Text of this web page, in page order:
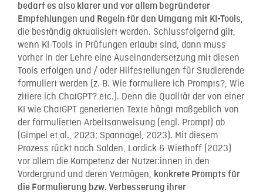
bedarf es also klarer und vor allem begründeter
Empfehlungen und Regeln für den Umgang mit KI-Tools,
die beständig aktualisiert werden. Schlussfolgernd gilt,
wenn KI-Tools in Prüfungen erlaubt sind, dann muss
vorher in der Lehre eine Auseinandersetzung mit diesen
Tools erfolgen und / oder Hilfestellungen für Studierende
formuliert werden (z. B. Wie formuliere ich Prompts?, Wie
zitiere ich ChatGPT? etc.). Denn die Qualität der von einer
KI wie ChatGPT generierten Texte hängt maßgeblich von
der formulierten Arbeitsanweisung (engl. Prompt) ab
(Gimpel et al., 2023; Spannagel, 2023). Mit diesem
Prozess rückt nach Salden, Lordick & Wiethoff (2023)
vor allem die Kompetenz der Nutzer:innen in den
Vordergrund und deren Vermögen, konkrete Prompts für
die Formulierung bzw. Verbesserung ihrer